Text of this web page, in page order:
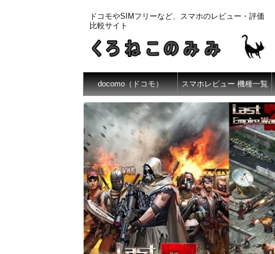
ドコモやSIMフリーなど、スマホのレビュー・評価
比較サイト
docomo（ドコモ） スマホレビュー 機種一覧